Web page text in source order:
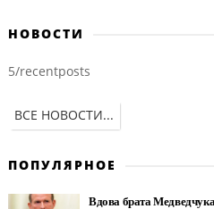
НОВОСТИ
5/recentposts
ВСЕ НОВОСТИ...
ПОПУЛЯРНОЕ
Вдова брата